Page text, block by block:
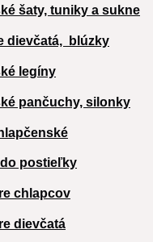
šaty, tuniky a sukne
dievčatá, blúzky
legíny
pančuchy, silonky
postieľky
chlapcov
dievčatá